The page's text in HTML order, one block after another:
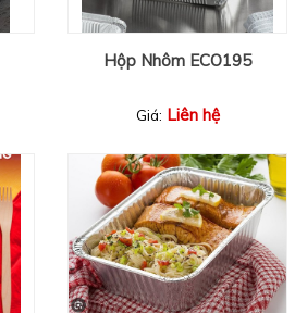
Hộp Nhôm ECO195
Giá: Liên hệ